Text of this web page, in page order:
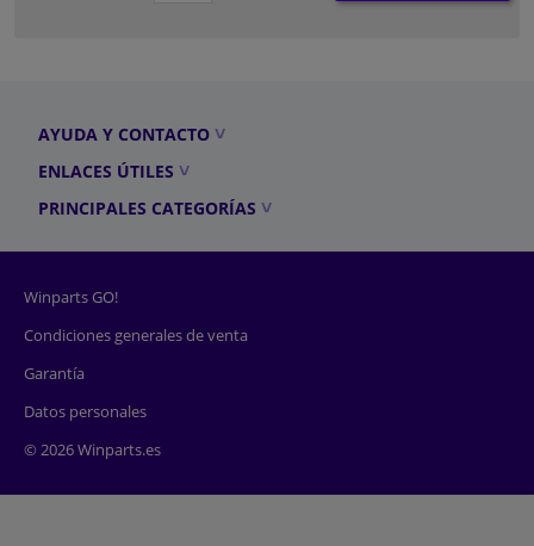
AYUDA Y CONTACTO
ENLACES ÚTILES
PRINCIPALES CATEGORÍAS
Winparts GO!
Condiciones generales de venta
Garantía
Datos personales
© 2026 Winparts.es